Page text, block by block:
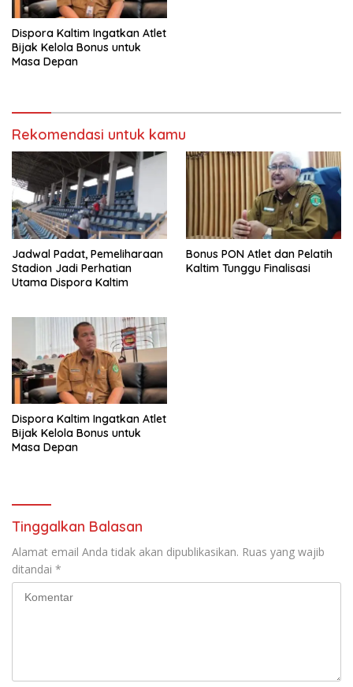
Dispora Kaltim Ingatkan Atlet
Bijak Kelola Bonus untuk
Masa Depan
Rekomendasi untuk kamu
Jadwal Padat, Pemeliharaan
Stadion Jadi Perhatian
Utama Dispora Kaltim
Bonus PON Atlet dan Pelatih
Kaltim Tunggu Finalisasi
Dispora Kaltim Ingatkan Atlet
Bijak Kelola Bonus untuk
Masa Depan
Tinggalkan Balasan
Alamat email Anda tidak akan dipublikasikan. Ruas yang wajib
ditandai *